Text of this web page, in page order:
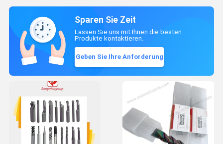
Sparen Sie Zeit
Lassen Sie uns mit Ihnen die besten
Produkte kontaktieren.
Geben Sie Ihre Anforderung